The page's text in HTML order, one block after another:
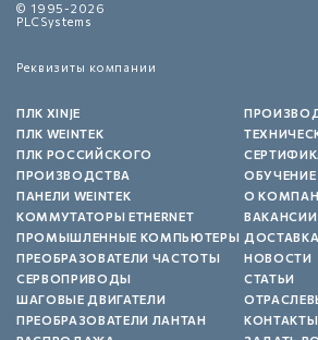
© 1995-2026
PLCSystems
Реквизиты компании
ПЛК XINJE
ПЛК WEINTEK
ПЛК РОССИЙСКОГО
ПРОИЗВОДСТВА
ПАНЕЛИ WEINTEK
КОММУТАТОРЫ ETHERNET
ПРОМЫШЛЕННЫЕ КОМПЬЮТЕРЫ
ПРЕОБРАЗОВАТЕЛИ ЧАСТОТЫ
СЕРВОПРИВОДЫ
ШАГОВЫЕ ДВИГАТЕЛИ
ПРЕОБРАЗОВАТЕЛИ ЛАНТАН
ОБУЧЕНИЕ
О
ВАКАНСИИ
НОВОСТИ
СТАТЬИ
КОНТАКТЫ